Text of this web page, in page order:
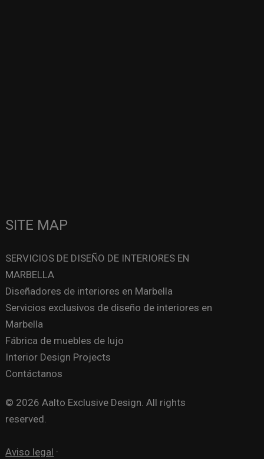
SITE MAP
SERVICIOS DE DISEÑO DE INTERIORES EN
MARBELLA
Diseñadores de interiores en Marbella
Servicios exclusivos de diseño de interiores en
Marbella
Fábrica de muebles de lujo
Interior Design Projects
Contáctanos
© 2026 Aalto Exclusive Design. All rights
reserved.
Aviso legal ·